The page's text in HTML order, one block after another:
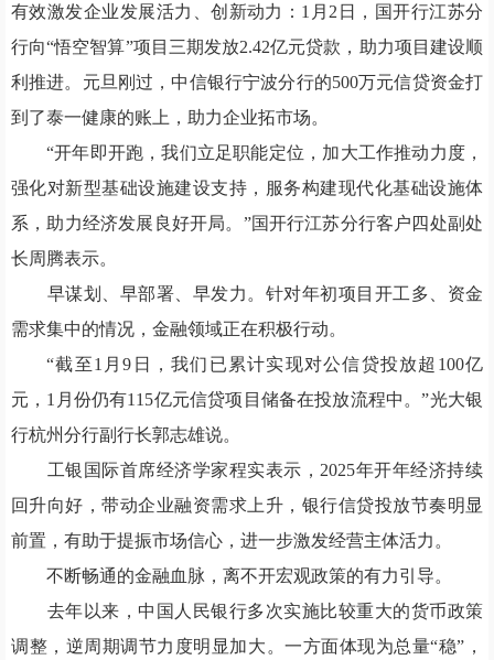
有效激发企业发展活力、创新动力：1月2日，国开行江苏分
行向“悟空智算”项目三期发放2.42亿元贷款，助力项目建设顺
利推进。元旦刚过，中信银行宁波分行的500万元信贷资金打
到了泰一健康的账上，助力企业拓市场。
“开年即开跑，我们立足职能定位，加大工作推动力度，
强化对新型基础设施建设支持，服务构建现代化基础设施体
系，助力经济发展良好开局。”国开行江苏分行客户四处副处
长周腾表示。
早谋划、早部署、早发力。针对年初项目开工多、资金
需求集中的情况，金融领域正在积极行动。
“截至1月9日，我们已累计实现对公信贷投放超100亿
元，1月份仍有115亿元信贷项目储备在投放流程中。”光大银
行杭州分行副行长郭志雄说。
工银国际首席经济学家程实表示，2025年开年经济持续
回升向好，带动企业融资需求上升，银行信贷投放节奏明显
前置，有助于提振市场信心，进一步激发经营主体活力。
不断畅通的金融血脉，离不开宏观政策的有力引导。
去年以来，中国人民银行多次实施比较重大的货币政策
调整，逆周期调节力度明显加大。一方面体现为总量“稳”，